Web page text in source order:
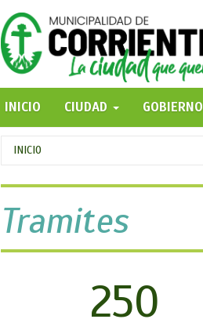
INICIO
CIUDAD GOBIERNO
Se
encuentra
usted
aquí
INICIO
Tramites
250